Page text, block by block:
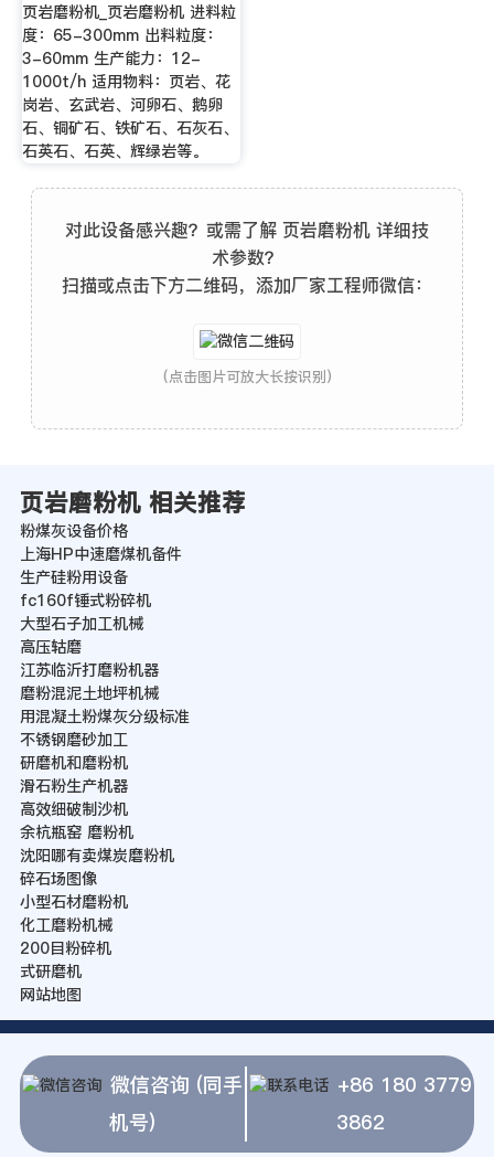
页岩磨粉机_页岩磨粉机 进料粒
度：65-300mm 出料粒度：
3-60mm 生产能力：12-
1000t/h 适用物料：页岩、花
岗岩、玄武岩、河卵石、鹅卵
石、铜矿石、铁矿石、石灰石、
石英石、石英、辉绿岩等。
对此设备感兴趣？或需了解 页岩磨粉机 详细技
术参数？
扫描或点击下方二维码，添加厂家工程师微信：
(点击图片可放大长按识别)
页岩磨粉机 相关推荐
粉煤灰设备价格
上海HP中速磨煤机备件
生产硅粉用设备
fc160f锤式粉碎机
大型石子加工机械
高压轱磨
江苏临沂打磨粉机器
磨粉混泥土地坪机械
用混凝土粉煤灰分级标准
不锈钢磨砂加工
研磨机和磨粉机
滑石粉生产机器
高效细破制沙机
余杭瓶窑 磨粉机
沈阳哪有卖煤炭磨粉机
碎石场图像
小型石材磨粉机
化工磨粉机械
200目粉碎机
式研磨机
网站地图
微信咨询 (同手
机号)
+86 180 3779
3862